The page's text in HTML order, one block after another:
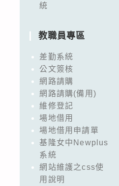
統
教職員專區
差勤系統
公文簽核
網路請購
網路請購(備用)
維修登記
場地借用
場地借用申請單
基隆女中Newplus
系統
網站維護之css使
用說明